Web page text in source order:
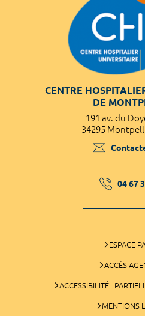
CENTRE
DE
191 av. du
34295
04 67
ESPACE
ACCÈS
ACCESSIBILITÉ :
MENTIONS